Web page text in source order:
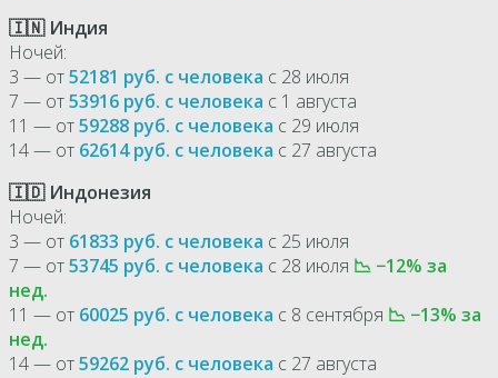
🇮🇳 Индия
Ночей:
3 — от52181 руб. с человека с 28 июля
7 — от53916 руб. с человека с 1 августа
11 — от59288 руб. с человека с 29 июля
14 — от 62614 руб. с человека с 27 августа
🇮🇩 Индонезия
Ночей:
3 — от 61833 руб. с человека с 25 июля
7 — от53745 руб. с человека с 28 июля 📉 −12% за
нед.
11 — от 60025 руб. с человека с 8 сентября 📉 −13% за
нед.
14 — от59262 руб. с человека с 27 августа